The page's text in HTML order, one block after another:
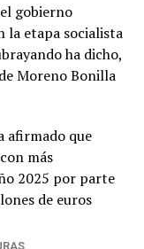
gobierno
la etapa socialista
ha dicho,
Moreno Bonilla
afirmado que
más
2025 por parte
de euros